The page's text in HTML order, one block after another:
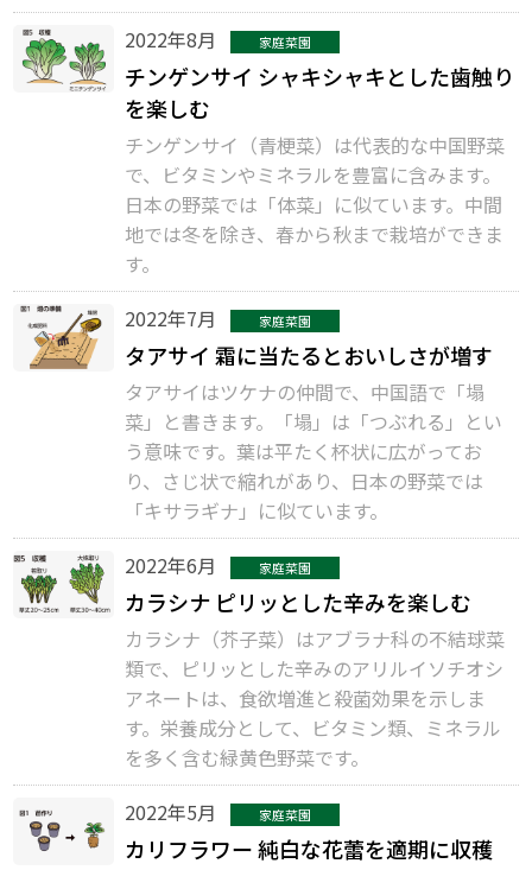
2022年8月
家庭菜園
チンゲンサイ シャキシャキとした歯触り
を楽しむ
チンゲンサイ（青梗菜）は代表的な中国野菜
で、ビタミンやミネラルを豊富に含みます。
日本の野菜では「体菜」に似ています。中間
地では冬を除き、春から秋まで栽培ができま
す。
2022年7月
家庭菜園
タアサイ 霜に当たるとおいしさが増す
タアサイはツケナの仲間で、中国語で「塌
菜」と書きます。「塌」は「つぶれる」とい
う意味です。葉は平たく杯状に広がってお
り、さじ状で縮れがあり、日本の野菜では
「キサラギナ」に似ています。
2022年6月
家庭菜園
カラシナ ピリッとした辛みを楽しむ
カラシナ（芥子菜）はアブラナ科の不結球菜
類で、ピリッとした辛みのアリルイソチオシ
アネートは、食欲増進と殺菌効果を示しま
す。栄養成分として、ビタミン類、ミネラル
を多く含む緑黄色野菜です。
2022年5月
家庭菜園
カリフラワー 純白な花蕾を適期に収穫